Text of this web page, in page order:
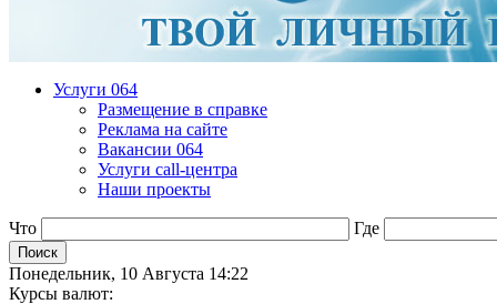
Услуги 064
Размещение в справке
Реклама на сайте
Вакансии 064
Услуги call-центра
Наши проекты
Что Где
Понедельник, 10 Августа 14:22
Курсы валют: